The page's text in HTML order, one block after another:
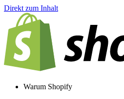
Direkt zum Inhalt
Warum Shopify